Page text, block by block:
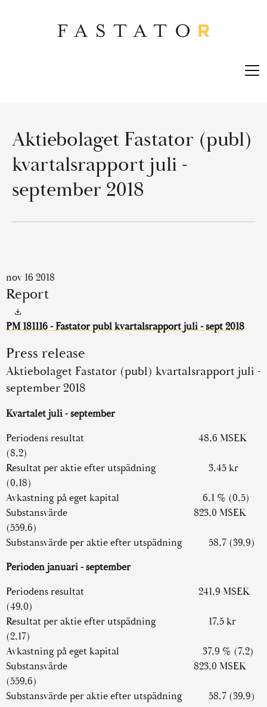
Open
Aktiebolaget Fastator (publ)
kvartalsrapport juli -
september 2018
nov 16 2018
Report
PM 181116 - Fastator publ kvartalsrapport juli - sept 2018
Press release
Aktiebolaget Fastator (publ) kvartalsrapport juli -
september 2018
Kvartalet juli - september
Periodens resultat 48,6 MSEK
(8,2)
Resultat per aktie efter utspädning 3,45 kr
(0,18)
Avkastning på eget kapital 6,1 % (0,5)
Substansvärde 823,0 MSEK
(559,6)
Substansvärde per aktie efter utspädning 58,7 (39,9)
Perioden januari - september
Periodens resultat 241,9 MSEK
(49,0)
Resultat per aktie efter utspädning 17,5 kr
(2,17)
Avkastning på eget kapital 37,9 % (7,2)
Substansvärde 823,0 MSEK
(559,6)
Substansvärde per aktie efter utspädning 58,7 (39,9)